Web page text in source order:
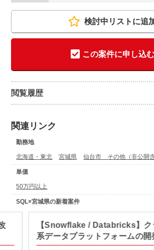
検討中リストに追
この案件に申し込む
閲覧履歴
関連リンク
勤務地
北海道・東北 宮城県 仙台市 その他（非公開含
単価
50万円以上
SQL×宮城県の新着案件
【Snowflake / Databricks】ク
系データプラットフォームの開